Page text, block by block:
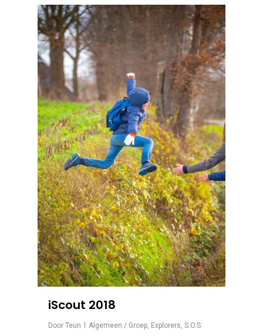
iScout 2018
Door Teun Algemeen / Groep, Explorers, S.O.S.